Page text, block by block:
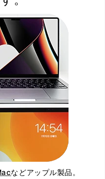
などアップル製品。